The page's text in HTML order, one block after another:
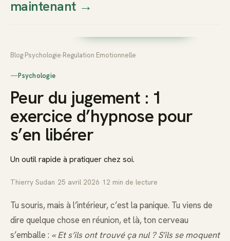
Thierry
Prendre rendez-vous dès
maintenant→
Blog Psychologie Regulation Emotionnelle
—Psychologie
Peur du jugement : 1
exercice d’hypnose pour
s’en libérer
Un outil rapide à pratiquer chez soi.
Thierry Sudan 25 avril 2026 12 min de lecture
Tu souris, mais à l’intérieur, c’est la panique. Tu viens de
dire quelque chose en réunion, et là, ton cerveau
s’emballe : « Et s’ils ont trouvé ça nul ? S’ils se moquent